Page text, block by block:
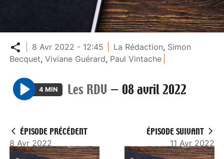
Partager
8 Avr 2022 - 12:45 La Rédaction, Simon
Becquet,Viviane Guérard, Paul Vintache
P
y
4 MIN Les RDV — 08 avril 2022
ÉPISODE PRÉCÉDENT
8 Avr 2022
ÉPISODE SUIVANT
11 Avr 2022